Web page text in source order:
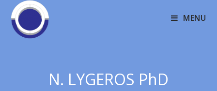
MENU
N. LYGEROS PhD